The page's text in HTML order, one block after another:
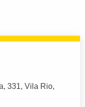
331, Vila Rio,